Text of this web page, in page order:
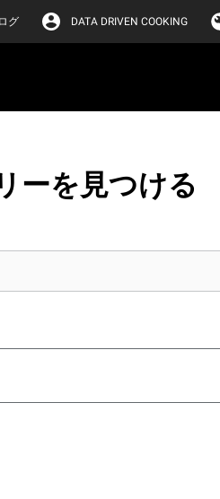
グ DATA DRIVEN COOKING
ーを見つける